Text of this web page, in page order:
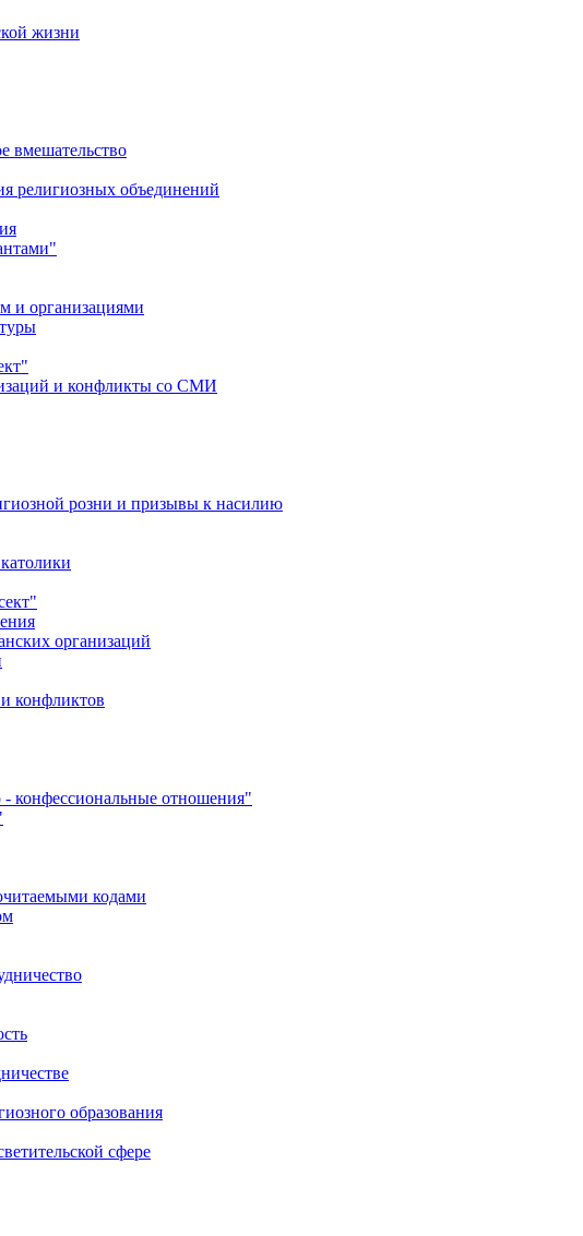
жизни
вмешательство
религиозных объединений
и организациями
и конфликты со СМИ
розни и призывы к насилию
организаций
конфликтов
- конфессиональные отношения"
кодами
образования
сфере